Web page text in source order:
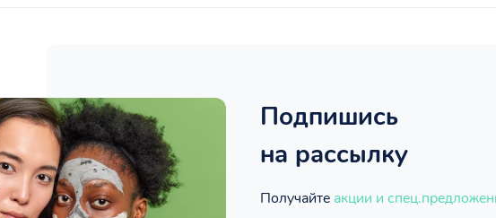
Подпишись
на рассылку
Получайте акции и